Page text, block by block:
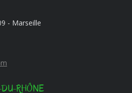
- Marseille
RHÔNE